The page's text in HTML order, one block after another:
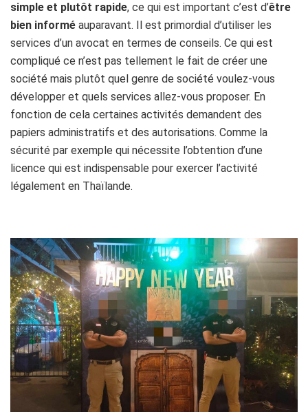
simple et plutôt rapide, ce qui est important c’est d’être
bien informé auparavant. Il est primordial d’utiliser les
services d’un avocat en termes de conseils. Ce qui est
compliqué ce n’est pas tellement le fait de créer une
société mais plutôt quel genre de société voulez-vous
développer et quels services allez-vous proposer. En
fonction de cela certaines activités demandent des
papiers administratifs et des autorisations. Comme la
sécurité par exemple qui nécessite l’obtention d’une
licence qui est indispensable pour exercer l’activité
légalement en Thaïlande.